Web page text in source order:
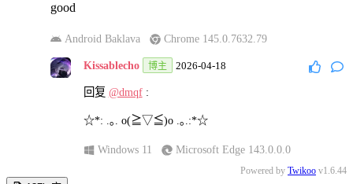
good
Android Baklava Chrome 145.0.7632.79
Kissablecho 博主 2026-04-18
回复 @dmqf:
☆*: .｡. o(≧▽≦)o .｡.:*☆
Windows 11 Microsoft Edge 143.0.0.0
Powered by Twikoo v1.6.44